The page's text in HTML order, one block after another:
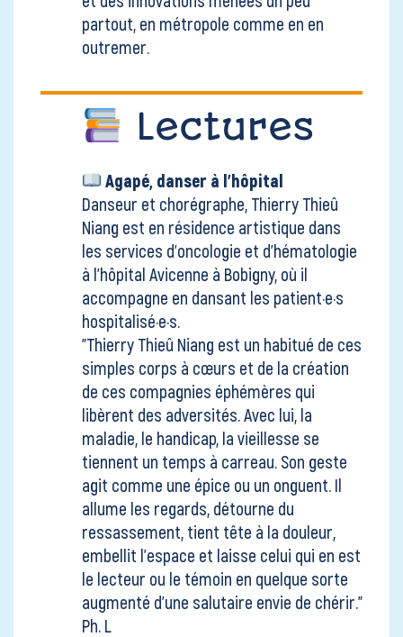
partout, en métropole comme en en
outremer.
Lectures
Agapé, danser à l'hôpital
Danseur et chorégraphe, Thierry Thieû
Niang est en résidence artistique dans
les services d’oncologie et d’hématologie
à l’hôpital Avicenne à Bobigny, où il
accompagne en dansant les patient·e·s
hospitalisé·e·s.
"Thierry Thieû Niang est un habitué de ces
simples corps à cœurs et de la création
de ces compagnies éphémères qui
libèrent des adversités. Avec lui, la
maladie, le handicap, la vieillesse se
tiennent un temps à carreau. Son geste
agit comme une épice ou un onguent. Il
allume les regards, détourne du
ressassement, tient tête à la douleur,
embellit l’espace et laisse celui qui en est
le lecteur ou le témoin en quelque sorte
augmenté d’une salutaire envie de chérir."
Ph. L